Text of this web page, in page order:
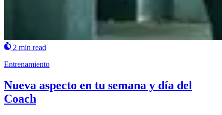
2 min read
Entrenamiento
Nueva aspecto en tu semana y día del
Coach